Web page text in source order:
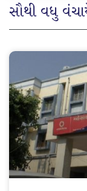
સૌથી વધુ